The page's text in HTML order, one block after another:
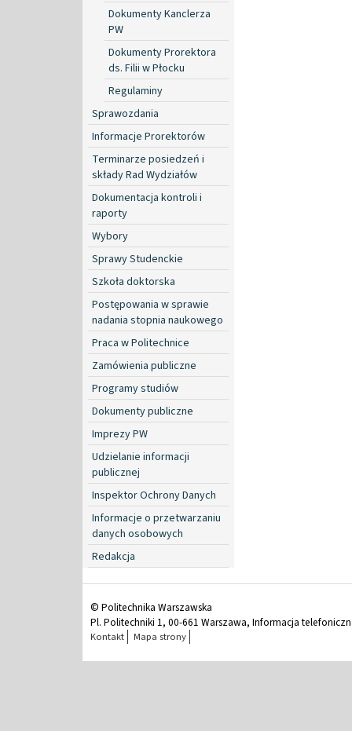
Dokumenty Kanclerza
PW
Dokumenty Prorektora
ds. Filii w Płocku
Regulaminy
Sprawozdania
Informacje Prorektorów
Terminarze posiedzeń i
składy Rad Wydziałów
Dokumentacja kontroli i
raporty
Wybory
Sprawy Studenckie
Szkoła doktorska
Postępowania w sprawie
nadania stopnia naukowego
Praca w Politechnice
Zamówienia publiczne
Programy studiów
Dokumenty publiczne
Imprezy PW
Udzielanie informacji
publicznej
Inspektor Ochrony Danych
Informacje o przetwarzaniu
danych osobowych
Redakcja
© Politechnika Warszawska
Pl. Politechniki 1, 00-661 Warszawa, Informacja
Kontakt Mapa strony